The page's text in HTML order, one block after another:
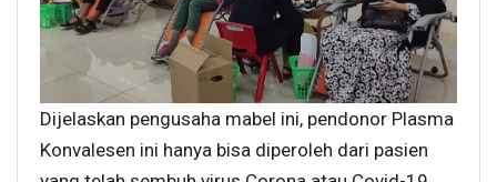
Dijelaskan pengusaha mabel ini, pendonor Plasma
Konvalesen ini hanya bisa diperoleh dari pasien